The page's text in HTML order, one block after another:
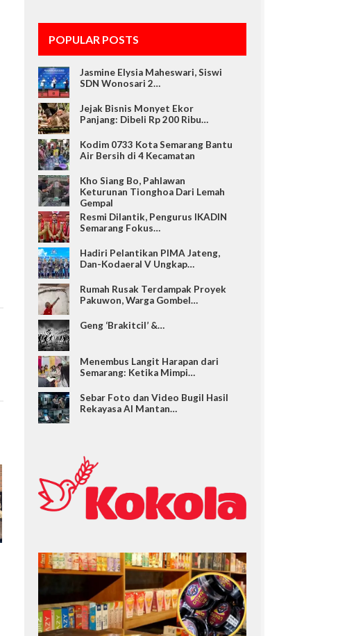
POPULAR POSTS
Jasmine Elysia Maheswari, Siswi
SDN Wonosari 2…
Jejak Bisnis Monyet Ekor
Panjang: Dibeli Rp 200 Ribu…
Kodim 0733 Kota Semarang Bantu
Air Bersih di 4 Kecamatan
Kho Siang Bo, Pahlawan
Keturunan Tionghoa Dari Lemah
Gempal
Resmi Dilantik, Pengurus IKADIN
Semarang Fokus…
Hadiri Pelantikan PIMA Jateng,
Dan-Kodaeral V Ungkap…
Rumah Rusak Terdampak Proyek
Pakuwon, Warga Gombel…
Geng ‘Brakitcil’ &…
Menembus Langit Harapan dari
Semarang: Ketika Mimpi…
Sebar Foto dan Video Bugil Hasil
Rekayasa AI Mantan…